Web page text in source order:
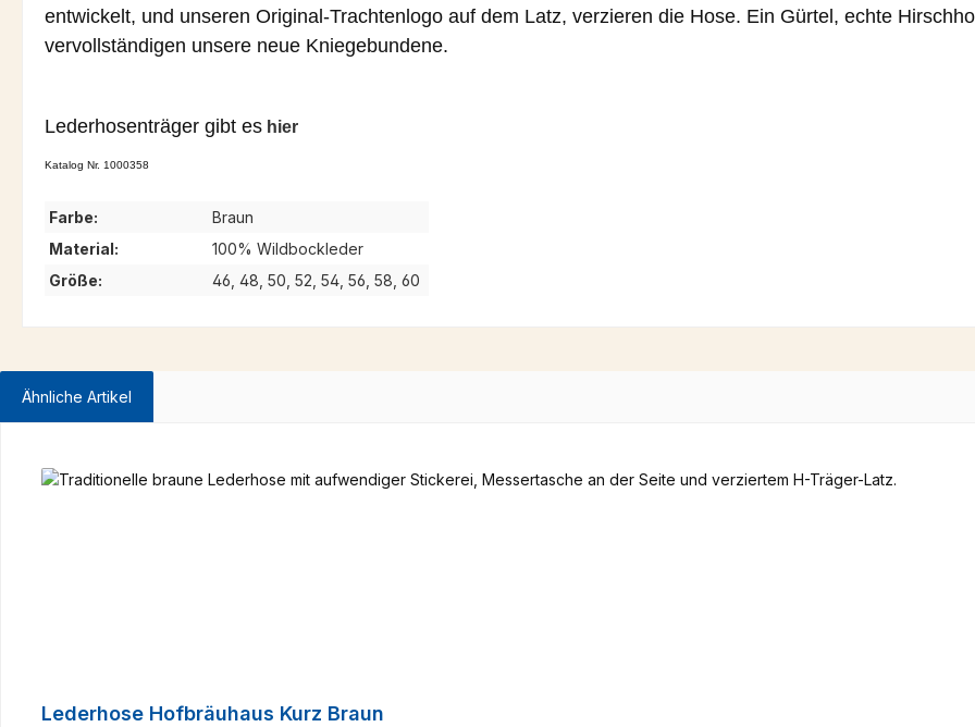
entwickelt, und unseren Original-Trachtenlogo auf dem Latz, verzieren die Hose. Ein Gürtel, echte
vervollständigen unsere neue Kniegebundene.
Lederhosenträger gibt es hier
Katalog Nr. 1000358
Farbe:
Braun
Material:
100% Wildbockleder
Größe:
46, 48, 50, 52, 54, 56, 58, 60
Ähnliche Artikel
Lederhose Hofbräuhaus Kurz Braun